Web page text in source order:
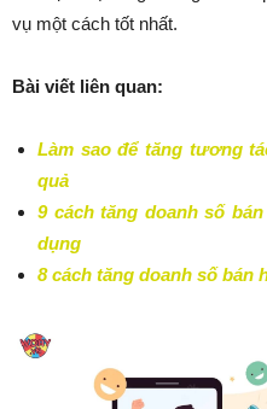
vụ một cách tốt nhất.
Bài viết liên quan:
Làm sao để tăng tương
quả
9 cách tăng doanh số
dụng
8 cách tăng doanh số bán